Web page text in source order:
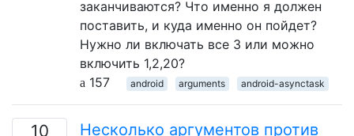
заканчиваются? Что именно я должен
поставить, и куда именно он пойдет?
Нужно ли включать все 3 или можно
включить 1,2,20?
157
android arguments android-asynctask
10 Несколько аргументов против